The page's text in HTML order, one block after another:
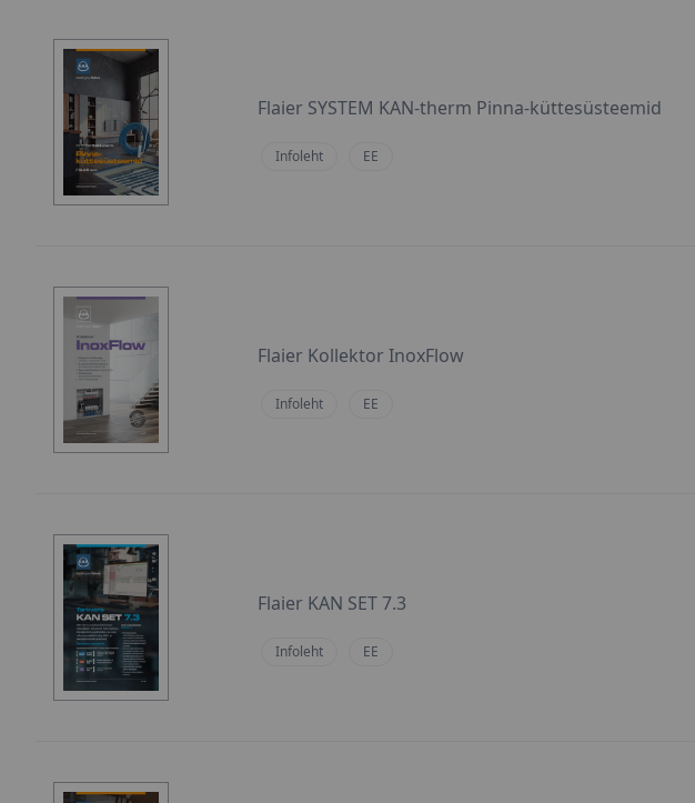
Flaier SYSTEM KAN-therm Pinna-küttesüsteemid
Infoleht EE
Flaier Kollektor InoxFlow
Infoleht EE
Flaier KAN SET 7.3
Infoleht EE